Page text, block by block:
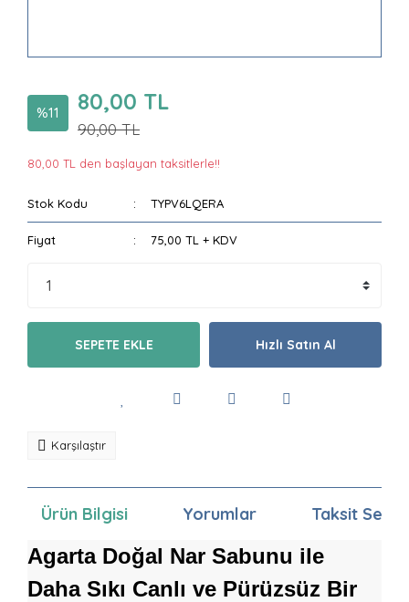
%11 80,00 TL
90,00 TL
80,00 TL den başlayan taksitlerle!!
Stok Kodu TYPV6LQERA
Fiyat 75,00 TL + KDV
SEPETE EKLE Hızlı Satın Al
Karşılaştır
Ürün Bilgisi Yorumlar Taksit
Agarta Doğal Nar Sabunu ile
Daha Sıkı Canlı ve Pürüzsüz Bir